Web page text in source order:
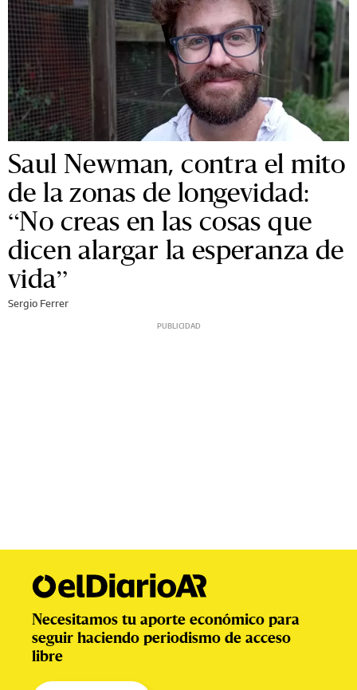
Saul Newman, contra el mito
de la zonas de longevidad:
“No creas en las cosas que
dicen alargar la esperanza de
vida”
Sergio Ferrer
Necesitamos tu aporte económico para
seguir haciendo periodismo de acceso
libre